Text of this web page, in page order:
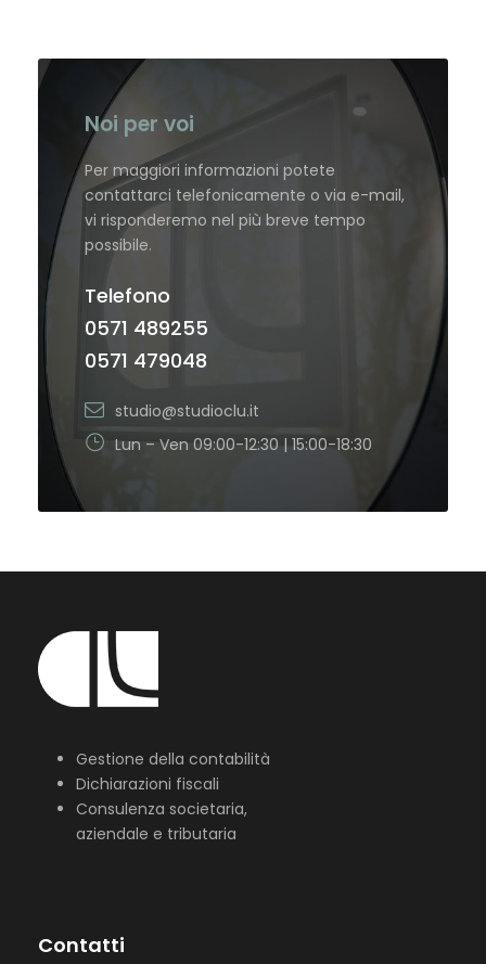
Noi per voi
Per maggiori informazioni potete
contattarci telefonicamente o via e-mail,
vi risponderemo nel più breve tempo
possibile.
Telefono
0571 489255
0571 479048
studio@studioclu.it
Lun – Ven 09:00-12:30 | 15:00-18:30
Gestione della contabilità
Dichiarazioni fiscali
Consulenza societaria,
aziendale e tributaria
Contatti